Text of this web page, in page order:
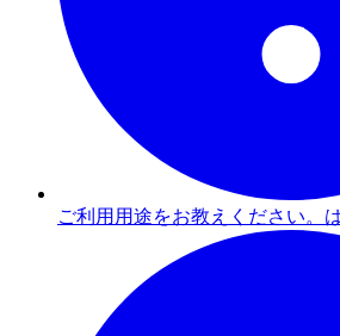
ご利用用途をお教えください。